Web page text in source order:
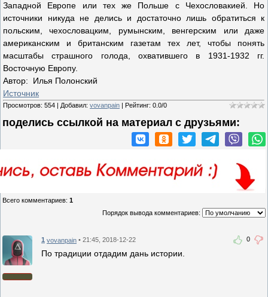
Западной Европе или тех же Польше с Чехословакией. Но
источники никуда не делись и достаточно лишь обратиться к
польским, чехословацким, румынским, венгерским или даже
американским и британским газетам тех лет, чтобы понять
масштабы страшного голода, охватившего в 1931-1932 гг.
Восточную Европу.
Автор: Илья Полонский
Источник
Просмотров: 554 | Добавил: vovanpain | Рейтинг: 0.0/0
поделись ссылкой на материал c друзьями:
Всего комментариев: 1
Порядок вывода комментариев:
0
1 vovanpain • 21:45, 2018-12-22
По традиции отдадим дань истории.